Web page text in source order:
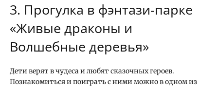
3. Прогулка в фэнтази-парке
«Живые драконы и
Волшебные деревья»
Дети верят в чудеса и любят сказочных героев.
Познакомиться и поиграть с ними можно в одном из